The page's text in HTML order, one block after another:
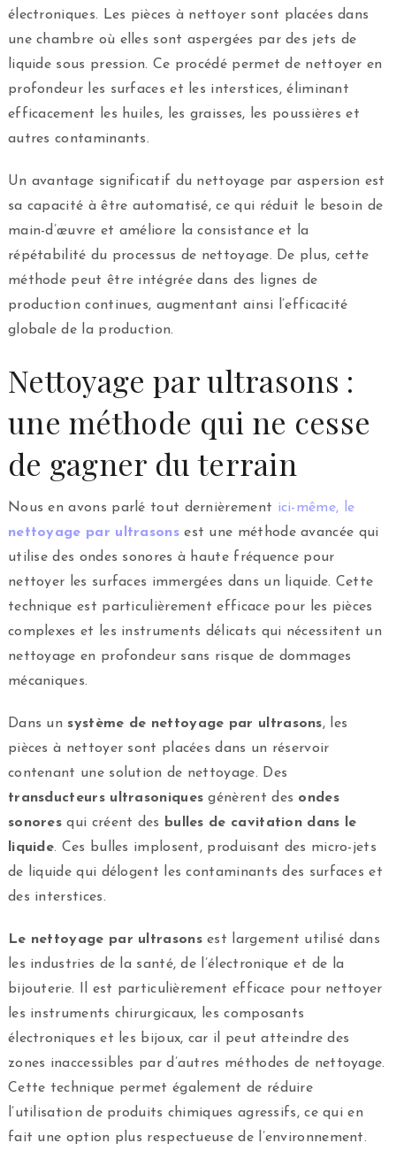
électroniques. Les pièces à nettoyer sont placées dans
une chambre où elles sont aspergées par des jets de
liquide sous pression. Ce procédé permet de nettoyer en
profondeur les surfaces et les interstices, éliminant
efficacement les huiles, les graisses, les poussières et
autres contaminants.
Un avantage significatif du nettoyage par aspersion est
sa capacité à être automatisé, ce qui réduit le besoin de
main-d’œuvre et améliore la consistance et la
répétabilité du processus de nettoyage. De plus, cette
méthode peut être intégrée dans des lignes de
production continues, augmentant ainsi l’efficacité
globale de la production.
Nettoyage par ultrasons :
une méthode qui ne cesse
de gagner du terrain
Nous en avons parlé tout dernièrement ici-même, le
nettoyage par ultrasonsest une méthode avancée qui
utilise des ondes sonores à haute fréquence pour
nettoyer les surfaces immergées dans un liquide. Cette
technique est particulièrement efficace pour les pièces
complexes et les instruments délicats qui nécessitent un
nettoyage en profondeur sans risque de dommages
mécaniques.
Dans un système de nettoyage par ultrasons, les
pièces à nettoyer sont placées dans un réservoir
contenant une solution de nettoyage. Des
transducteurs ultrasoniques génèrent des ondes
sonores qui créent des
bulles de cavitation dans le
liquide. Ces bulles implosent, produisant des micro-jets
de liquide qui délogent les contaminants des surfaces et
des interstices.
Le nettoyage par ultrasonsest largement utilisé dans
les industries de la santé, de l’électronique et de la
bijouterie. Il est particulièrement efficace pour nettoyer
les instruments chirurgicaux, les composants
électroniques et les bijoux, car il peut atteindre des
zones inaccessibles par d’autres méthodes de nettoyage.
Cette technique permet également de réduire
l’utilisation de produits chimiques agressifs, ce qui en
fait une option plus respectueuse de l’environnement.